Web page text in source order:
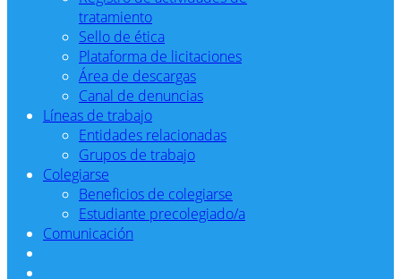
tratamiento
Sello de ética
Plataforma de licitaciones
Área de descargas
Canal de denuncias
Líneas de trabajo
Entidades relacionadas
Grupos de trabajo
Colegiarse
Beneficios de colegiarse
Estudiante precolegiado/a
Comunicación